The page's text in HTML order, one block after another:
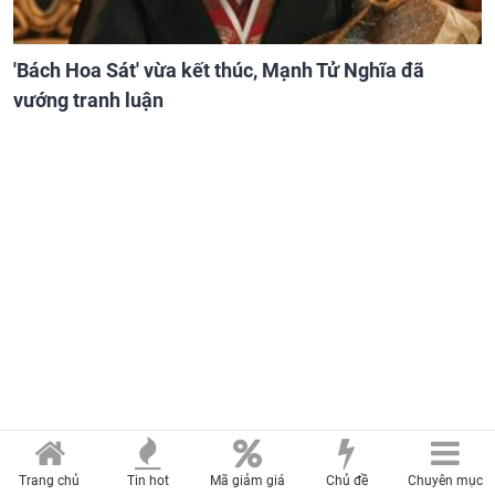
'Bách Hoa Sát' vừa kết thúc, Mạnh Tử Nghĩa đã
vướng tranh luận
Trang chủ Tin hot Mã giảm giá Chủ đề Chuyên mục